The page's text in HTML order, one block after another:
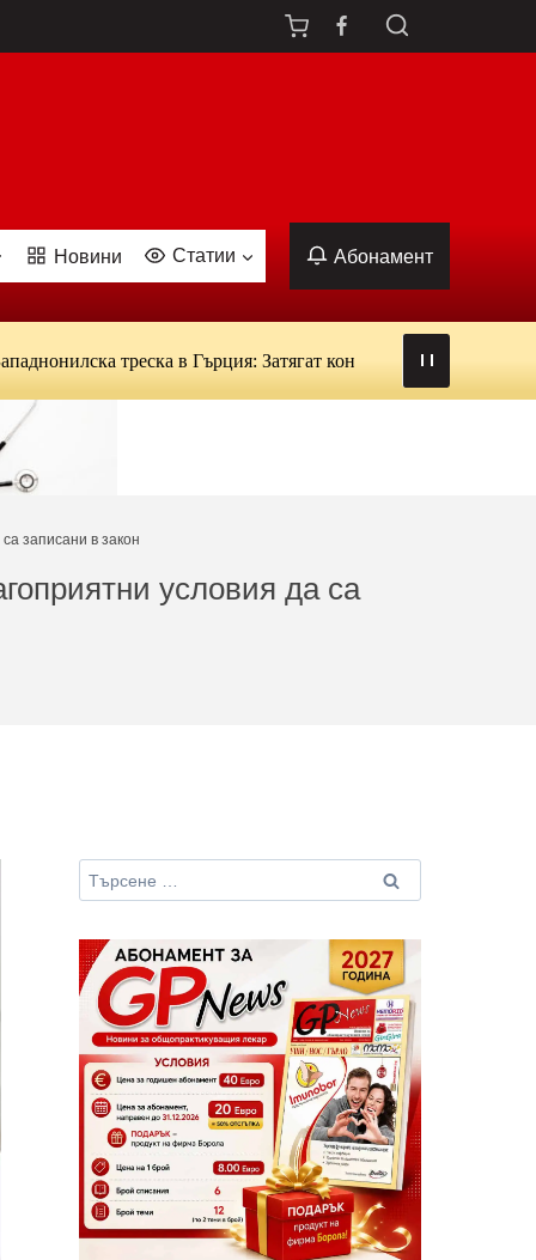
Новини Статии Абонамент
треска в Гърция: Затягат контрола над кръводаряването
записани в закон
условия да са
Търсене
за: